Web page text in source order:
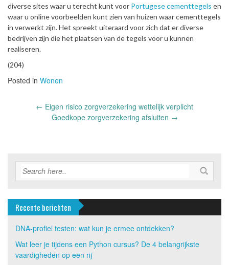
diverse sites waar u terecht kunt voor Portugese cementtegels en
waar u online voorbeelden kunt zien van huizen waar cementtegels
in verwerkt zijn. Het spreekt uiteraard voor zich dat er diverse
bedrijven zijn die het plaatsen van de tegels voor u kunnen
realiseren.
(204)
Posted in Wonen
← Eigen risico zorgverzekering wettelijk verplicht
Goedkope zorgverzekering afsluiten →
Recente berichten
DNA-profiel testen: wat kun je ermee ontdekken?
Wat leer je tijdens een Python cursus? De 4 belangrijkste
vaardigheden op een rij